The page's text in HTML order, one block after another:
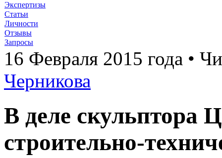
Экспертизы
Статьи
Личности
Отзывы
Запросы
16 Февраля 2015 года •
Черникова
В деле скульптора
строительно-